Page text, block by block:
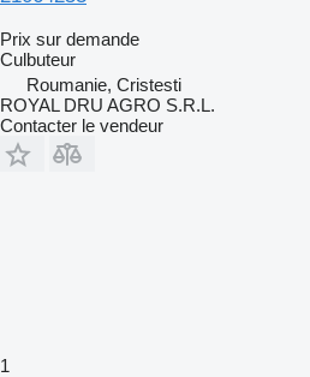
Prix sur demande
Culbuteur
Roumanie, Cristesti
ROYAL DRU AGRO S.R.L.
Contacter le vendeur
1